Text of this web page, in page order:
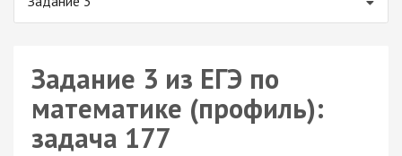
Задание 3 из ЕГЭ по
математике (профиль):
задача 177